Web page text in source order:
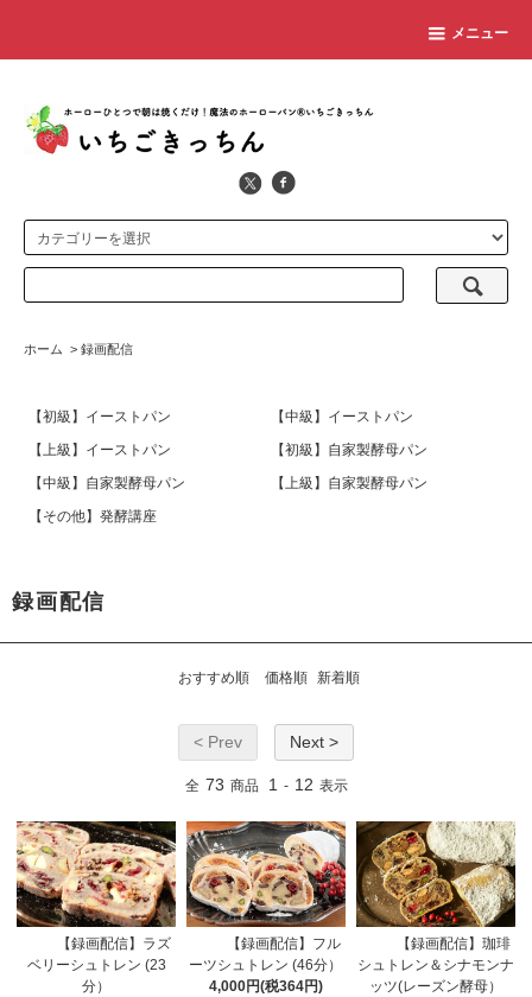
メニュー
ホーム > 録画配信
【初級】イーストパン
【中級】イーストパン
【上級】イーストパン
【初級】自家製酵母パン
【中級】自家製酵母パン
【上級】自家製酵母パン
【その他】発酵講座
録画配信
おすすめ順 価格順 新着順
< Prev Next >
全 73 商品 1 - 12 表示
【録画配信】ラズ
ベリーシュトレン (23
分）
【録画配信】フル
ーツシュトレン (46分）
4,000円(税364円)
【録画配信】珈琲
シュトレン＆シナモンナ
ッツ(レーズン酵母）